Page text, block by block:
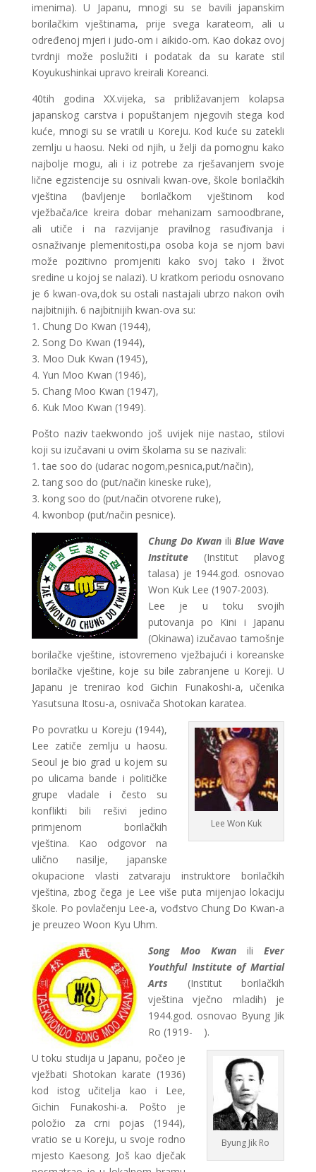
imenima). U Japanu, mnogi su se bavili japanskim
borilačkim vještinama, prije svega karateom, ali u
određenoj mjeri i judo-om i aikido-om. Kao dokaz ovoj
tvrdnji može poslužiti i podatak da su karate stil
Koyukushinkai upravo kreirali Koreanci.
40tih godina XX.vijeka, sa približavanjem kolapsa
japanskog carstva i popuštanjem njegovih stega kod
kuće, mnogi su se vratili u Koreju. Kod kuće su zatekli
zemlju u haosu. Neki od njih, u želji da pomognu kako
najbolje mogu, ali i iz potrebe za rješavanjem svoje
lične egzistencije su osnivali kwan-ove, škole borilačkih
vještina (bavljenje borilačkom vještinom kod
vježbača/ice kreira dobar mehanizam samoodbrane,
ali utiče i na razvijanje pravilnog rasuđivanja i
osnaživanje plemenitosti,pa osoba koja se njom bavi
može pozitivno promjeniti kako svoj tako i život
sredine u kojoj se nalazi). U kratkom periodu osnovano
je 6 kwan-ova,dok su ostali nastajali ubrzo nakon ovih
najbitnijih. 6 najbitnijih kwan-ova su:
1. Chung Do Kwan (1944),
2. Song Do Kwan (1944),
3. Moo Duk Kwan (1945),
4. Yun Moo Kwan (1946),
5. Chang Moo Kwan (1947),
6. Kuk Moo Kwan (1949).
Pošto naziv taekwondo još uvijek nije nastao, stilovi
koji su izučavani u ovim školama su se nazivali:
1. tae soo do (udarac nogom,pesnica,put/način),
2. tang soo do (put/način kineske ruke),
3. kong soo do (put/način otvorene ruke),
4. kwonbop (put/način pesnice).
Chung Do KwaniliBlue Wave
Institute(Institut plavog
talasa) je 1944.god. osnovao
Won Kuk Lee (1907-2003).
Lee je u toku svojih
putovanja po Kini i Japanu
(Okinawa) izučavao tamošnje
borilačke vještine, istovremeno vježbajući i koreanske
borilačke vještine, koje su bile zabranjene u Koreji. U
Japanu je trenirao kod Gichin Funakoshi-a, učenika
Yasutsuna Itosu-a, osnivača Shotokan karatea.
Lee Won Kuk
Po povratku u Koreju (1944),
Lee zatiče zemlju u haosu.
Seoul je bio grad u kojem su
po ulicama bande i političke
grupe vladale i često su
konflikti bili rešivi jedino
primjenom borilačkih
vještina. Kao odgovor na
ulično nasilje, japanske
okupacione vlasti zatvaraju instruktore borilačkih
vještina, zbog čega je Lee više puta mijenjao lokaciju
škole. Po povlačenju Lee-a, vođstvo Chung Do Kwan-a
je preuzeo Woon Kyu Uhm.
Song Moo Kwanili Ever
Youthful Institute of Martial
Arts (Institut borilačkih
vještina vječno mladih) je
1944.god. osnovao Byung Jik
Ro (1919- ).
Byung Jik Ro
U toku studija u Japanu, počeo je
vježbati Shotokan karate (1936)
kod istog učitelja kao i Lee,
Gichin Funakoshi-a. Pošto je
položio za crni pojas (1944),
vratio se u Koreju, u svoje rodno
mjesto Kaesong. Još kao dječak